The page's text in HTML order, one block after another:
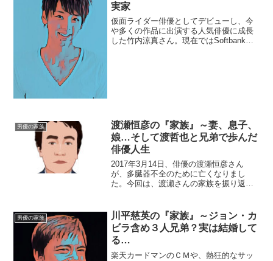
実家
仮面ライダー俳優としてデビューし、今
や多くの作品に出演する人気俳優に成長
した竹内涼真さん。現在ではSoftbankの
男優の家族
渡瀬恒彦の『家族』～妻、息子、
娘…そして渡哲也と兄弟で歩んだ
俳優人生
2017年3月14日、俳優の渡瀬恒彦さん
が、多臓器不全のために亡くなりまし
た。今回は、渡瀬さんの家族を振り返
（わたせ・つねひこ）生年月日：1944年7
月28日没年月日：20...
男優の家族
川平慈英の『家族』～ジョン・カ
ビラ含め３人兄弟？実は結婚して
る…
楽天カードマンのＣＭや、熱狂的なサッ